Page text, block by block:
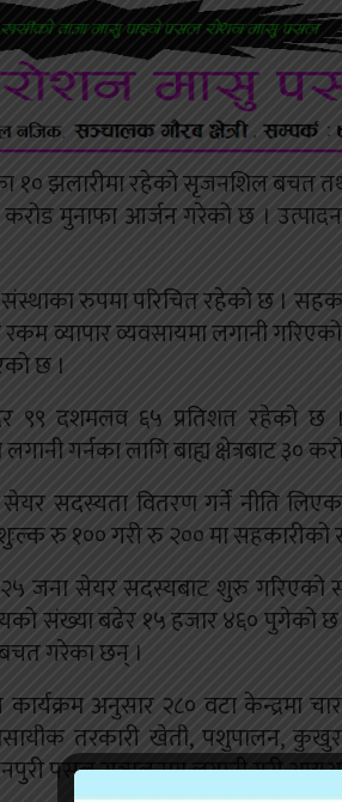
१० झलारीमा रहेको सृजनशिल
मुनाफा आर्जन गरेको छ ।
संस्थाका रुपमा परिचित रहेको छ ।
व्यापार व्यवसायमा लगानी
छ ।
९९ दशमलव ६५ प्रतिशत रहेको छ
गर्नका लागि बाह्य क्षेत्रबाट ३०
सदस्यता वितरण गर्ने नीति
रु १०० गरी रु २०० मा सहकारीको
२५ जना सेयर सदस्यबाट शुरु
संख्या बढेर १५ हजार ४६० पुगेको
गरेका छन् ।
अनुसार २८० वटा केन्द्रमा
तरकारी खेती, पशुपालन,
पसल सञ्चालनमा लगानी गरी